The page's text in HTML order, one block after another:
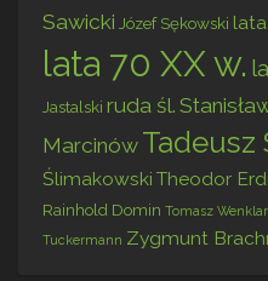
Sawicki Józef Sękowski
lata 70 XX w.
Jastalski ruda śl.
Marcinów Tadeusz
Ślimakowski Theodor
Rainhold Domin Tomasz Wenklar
Tuckermann Zygmunt